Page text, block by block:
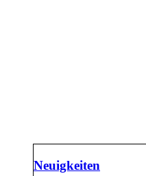
Neuigkeiten